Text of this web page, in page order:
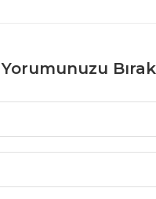
Yorumunuzu